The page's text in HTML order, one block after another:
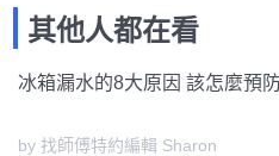
其他人都在看
冰箱漏水的8大原因 該怎麼預
by 找師傅特約編輯 Sharon